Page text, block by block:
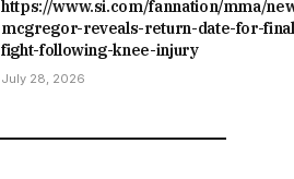
https://www.si.com/fannation/mma/
mcgregor-reveals-return-date-for-
fight-following-knee-injury
July 28, 2026